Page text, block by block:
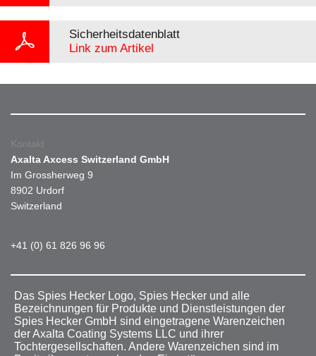
Sicherheitsdatenblatt
Link zum Artikel
Kontakt
Axalta Axcess Switzerland GmbH
Im Grossherweg 9
8902 Urdorf
Switzerland
+41 (0) 61 826 96 96
Das Spies Hecker Logo, Spies Hecker und alle
Bezeichnungen für Produkte und Dienstleistungen der
Spies Hecker GmbH sind eingetragene Warenzeichen
der Axalta Coating Systems LLC und ihrer
Tochtergesellschaften. Andere Warenzeichen sind im